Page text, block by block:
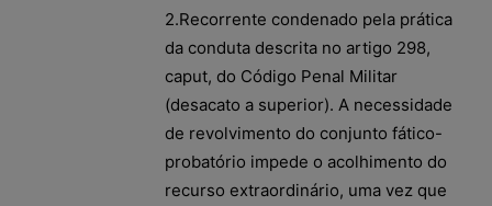
2.Recorrente condenado pela prática
da conduta descrita no artigo 298,
caput, do Código Penal Militar
(desacato a superior). A necessidade
de revolvimento do conjunto fático-
probatório impede o acolhimento do
recurso extraordinário, uma vez que